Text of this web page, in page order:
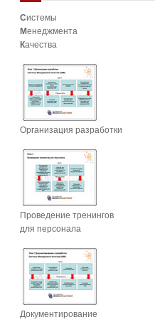
Системы
Менеджмента
Качества
Организация разработки
Проведение тренингов
для персонала
Документирование